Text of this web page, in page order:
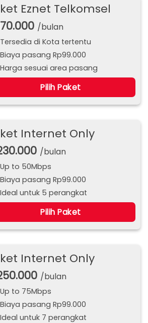
Eznet Telkomsel
/bulan
Tersedia di Kota tertentu
Biaya pasang Rp99.000
Harga sesuai area pasang
Pilih Paket
Internet Only
/bulan
Up to 50Mbps
Biaya pasang Rp99.000
Ideal untuk 5 perangkat
Pilih Paket
Internet Only
/bulan
Up to 75Mbps
Biaya pasang Rp99.000
Ideal untuk 7 perangkat